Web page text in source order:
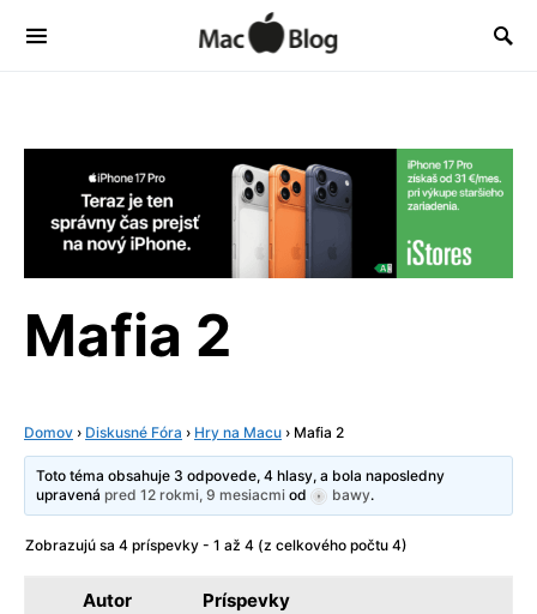
Mafia 2
Domov › Diskusné Fóra › Hry na Macu › Mafia 2
Toto téma obsahuje 3 odpovede, 4 hlasy, a bola naposledny
upravenápred 12 rokmi, 9 mesiacmi od bawy.
Zobrazujú sa 4 príspevky - 1 až 4 (z celkového počtu 4)
Autor Príspevky